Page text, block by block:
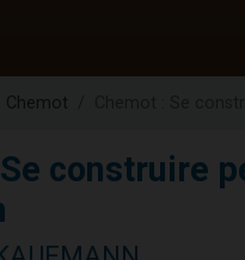
Chemot
construire